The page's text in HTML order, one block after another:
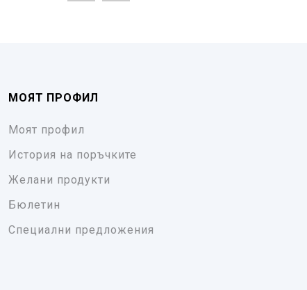
МОЯТ ПРОФИЛ
Моят профил
История на поръчките
Желани продукти
Бюлетин
Специални предложения